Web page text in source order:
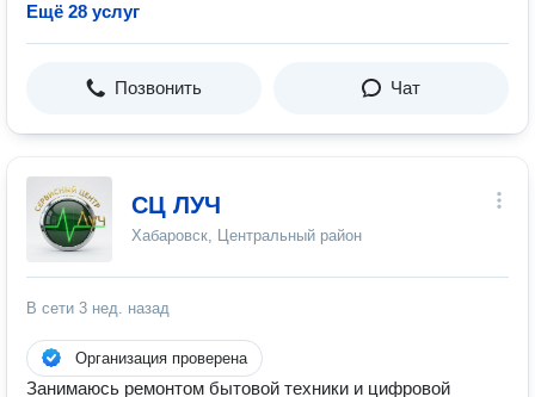
Ещё 28 услуг
Позвонить Чат
СЦ ЛУЧ
Хабаровск, Центральный район
В сети 3 нед. назад
Организация проверена
Занимаюсь ремонтом бытовой техники и цифровой